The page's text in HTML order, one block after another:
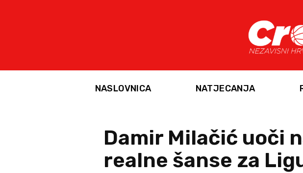
NASLOVNICA NATJECANJA
Damir Milačić uoči
realne šanse za